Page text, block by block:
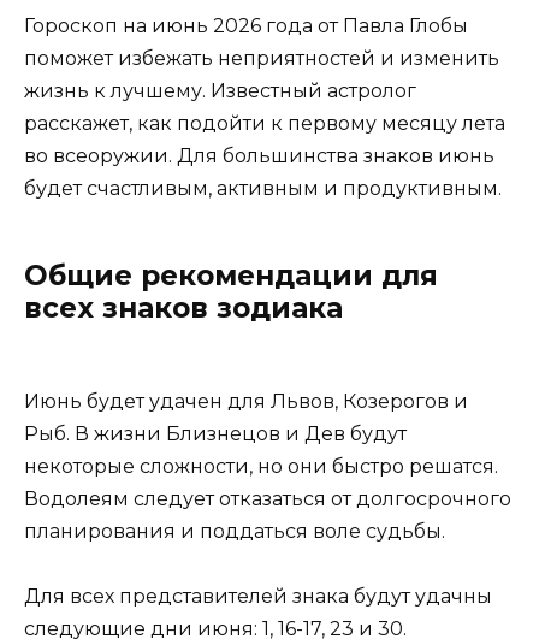
Гороскоп на июнь 2026 года от Павла Глобы
поможет избежать неприятностей и изменить
жизнь к лучшему. Известный астролог
расскажет, как подойти к первому месяцу лета
во всеоружии. Для большинства знаков июнь
будет счастливым, активным и продуктивным.
Общие рекомендации для
всех знаков зодиака
Июнь будет удачен для Львов, Козерогов и
Рыб. В жизни Близнецов и Дев будут
некоторые сложности, но они быстро решатся.
Водолеям следует отказаться от долгосрочного
планирования и поддаться воле судьбы.
Для всех представителей знака будут удачны
следующие дни июня: 1, 16-17, 23 и 30.